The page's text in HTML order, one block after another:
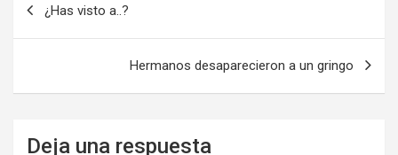
¿Has visto a..?
Hermanos desaparecieron a un gringo
Deja una respuesta